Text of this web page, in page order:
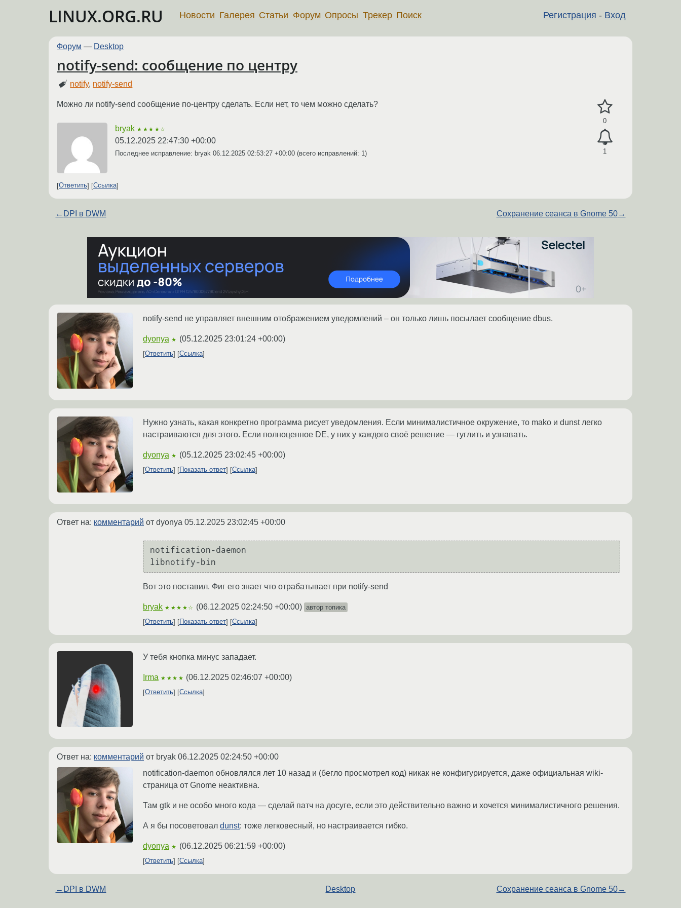
LINUX.ORG.RU Регистрация - Вход
Новости Галерея Статьи Форум Опросы Трекер Поиск
Форум — Desktop
notify-send: сообщение по центру
notify, notify-send
0
1
Можно ли notify-send сообщение по-центру сделать. Если нет, то чем можно сделать?
bryak ★★★★☆
05.12.2025 22:47:30 +00:00
Последнее исправление: bryak 06.12.2025 02:53:27 +00:00 (всего исправлений: 1)
Ответить Ссылка
← DPI в DWM Сохранение сеанса в Gnome 50→
notify-send не управляет внешним отображением уведомлений – он только лишь посылает сообщение dbus.
dyonya ★ (05.12.2025 23:01:24 +00:00)
Ответить Ссылка
Нужно узнать, какая конкретно программа рисует уведомления. Если минималистичное окружение, то mako и dunst легко
настраиваются для этого. Если полноценное DE, у них у каждого своё решение — гуглить и узнавать.
dyonya ★ (05.12.2025 23:02:45 +00:00)
Ответить Показать ответ Ссылка
Ответ на: комментарий от dyonya 05.12.2025 23:02:45 +00:00
notification-daemon
Вот это поставил. Фиг его знает что отрабатывает при notify-send
bryak ★★★★☆ (06.12.2025 02:24:50 +00:00) автор топика
Ответить
Показать ответ Ссылка
У тебя кнопка минус западает.
Irma ★★★★ (06.12.2025 02:46:07 +00:00)
Ответить Ссылка
Ответ на: комментарий от bryak 06.12.2025 02:24:50 +00:00
notification-daemon обновлялся лет 10 назад и (бегло просмотрел код) никак не конфигурируется, даже официальная wiki-
страница от Gnome неактивна.
Там gtk и не особо много кода — сделай патч на досуге, если это действительно важно и хочется минималистичного решения.
А я бы посоветовал dunst: тоже легковесный, но настраивается гибко.
dyonya ★ (06.12.2025 06:21:59 +00:00)
Ответить Ссылка
← DPI в DWM Desktop Сохранение сеанса в Gnome 50→